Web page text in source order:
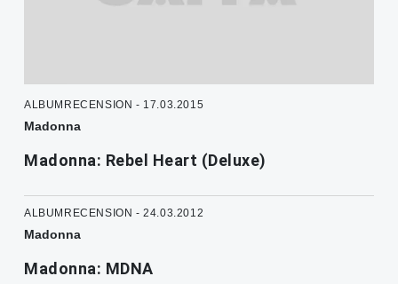
ALBUMRECENSION - 17.03.2015
Madonna
Madonna: Rebel Heart (Deluxe)
ALBUMRECENSION - 24.03.2012
Madonna
Madonna: MDNA